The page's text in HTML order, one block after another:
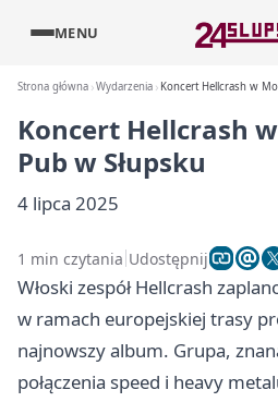
MENU
Strona główna Wydarzenia Koncert Hellcrash w
Koncert Hellcrash
Pub w Słupsku
4 lipca 2025
1 min czytania Udostępnij
Włoski zespół Hellcrash
w ramach europejskiej trasy
najnowszy album. Grupa,
połączenia speed i heavy